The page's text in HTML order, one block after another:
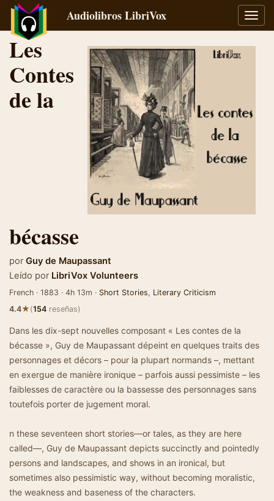
Audiolibros LibriVox
Les
Contes
de la
bécasse
por Guy de Maupassant
Leído por LibriVox Volunteers
French · 1883 · 4h 13m · Short Stories, Literary Criticism
4.4★(154 reseñas)
Dans les dix-sept nouvelles composant « Les contes de la
bécasse », Guy de Maupassant dépeint en quelques traits des
personnages et décors – pour la plupart normands –, mettant
en exergue de manière ironique – parfois aussi pessimiste – les
faiblesses de caractère ou la bassesse des personnages sans
toutefois porter de jugement moral.
n these seventeen short stories—or tales, as they are here
called—, Guy de Maupassant depicts succinctly and pointedly
persons and landscapes, and shows in an ironical, but
sometimes also pessimistic way, without becoming moralistic,
the weakness and baseness of the characters.